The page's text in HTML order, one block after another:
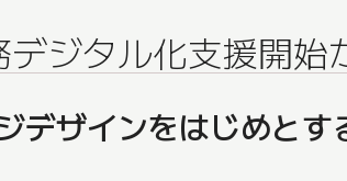
デジタル化支援開
デザインをはじめと